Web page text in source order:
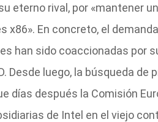
eterno rival, por «mantener
x86». En concreto, el
han sido coaccionadas por
Desde luego, la búsqueda
días después la Comisión
de Intel en el viejo